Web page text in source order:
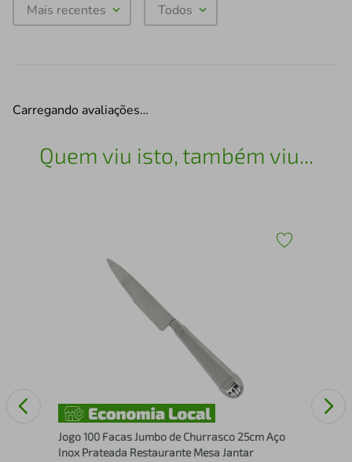
Mais recentes Todos
Carregando avaliações…
Quem viu isto, também viu...
Jogo 100 Facas Jumbo de Churrasco 25cm Aço
Inox Prateada Restaurante Mesa Jantar